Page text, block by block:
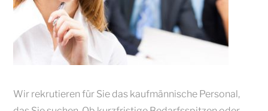
Wir rekrutieren für Sie das kaufmännische Personal,